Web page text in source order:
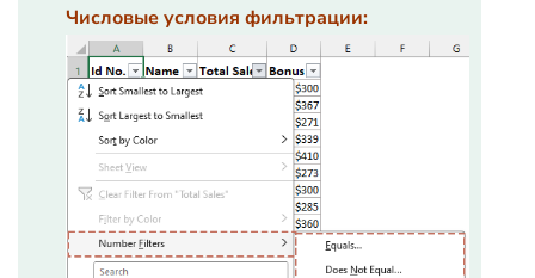
Числовые условия фильтрации: